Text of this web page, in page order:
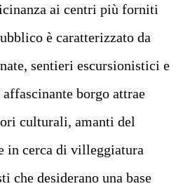
ai centri più forniti
è caratterizzato da
sentieri escursionistici e
borgo attrae
culturali, amanti del
in cerca di villeggiatura
che desiderano una base